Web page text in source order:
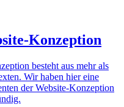
Konzeption
besteht aus mehr als
Wir haben hier eine
der Website-Konzeption